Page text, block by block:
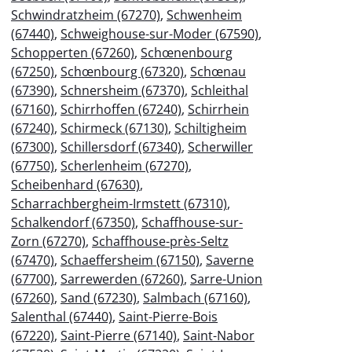
Schwindratzheim (67270), Schwenheim
(67440), Schweighouse-sur-Moder (67590),
Schopperten (67260), Schœnenbourg
(67250), Schœnbourg (67320), Schœnau
(67390), Schnersheim (67370), Schleithal
(67160), Schirrhoffen (67240), Schirrhein
(67240), Schirmeck (67130), Schiltigheim
(67300), Schillersdorf (67340), Scherwiller
(67750), Scherlenheim (67270),
Scheibenhard (67630),
Scharrachbergheim-Irmstett (67310),
Schalkendorf (67350), Schaffhouse-sur-
Zorn (67270), Schaffhouse-près-Seltz
(67470), Schaeffersheim (67150), Saverne
(67700), Sarrewerden (67260), Sarre-Union
(67260), Sand (67230), Salmbach (67160),
Salenthal (67440), Saint-Pierre-Bois
(67220), Saint-Pierre (67140), Saint-Nabor